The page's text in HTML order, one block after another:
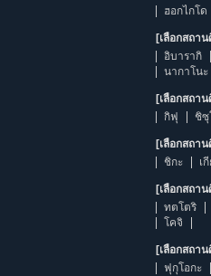
ฮอกไกโด
[เลือกสถา
อิบารากิ
นากาโนะ
[เลือกสถา
กิฟุ
ชิซุ
[เลือกสถา
ชิกะ
เ
[เลือกสถา
ทตโตริ
โคจิ
[เลือกสถา
ฟุกุโอกะ